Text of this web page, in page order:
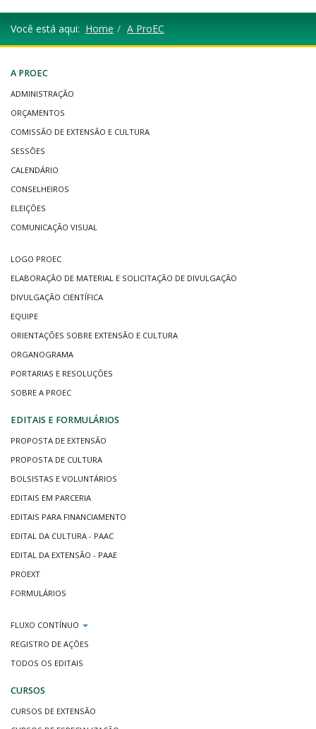
Você está aqui: Home A ProEC
A PROEC
ADMINISTRAÇÃO
ORÇAMENTOS
COMISSÃO DE EXTENSÃO E CULTURA
SESSÕES
CALENDÁRIO
CONSELHEIROS
ELEIÇÕES
COMUNICAÇÃO VISUAL
LOGO PROEC
ELABORAÇÃO DE MATERIAL E SOLICITAÇÃO DE DIVULGAÇÃO
DIVULGAÇÃO CIENTÍFICA
EQUIPE
ORIENTAÇÕES SOBRE EXTENSÃO E CULTURA
ORGANOGRAMA
PORTARIAS E RESOLUÇÕES
SOBRE A PROEC
EDITAIS E FORMULÁRIOS
PROPOSTA DE EXTENSÃO
PROPOSTA DE CULTURA
BOLSISTAS E VOLUNTÁRIOS
EDITAIS EM PARCERIA
EDITAIS PARA FINANCIAMENTO
EDITAL DA CULTURA - PAAC
EDITAL DA EXTENSÃO - PAAE
PROEXT
FORMULÁRIOS
FLUXO CONTÍNUO
REGISTRO DE AÇÕES
TODOS OS EDITAIS
CURSOS
CURSOS DE EXTENSÃO